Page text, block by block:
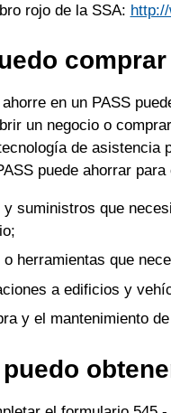
rojo de la SSA:
en un PASS
un negocio o
de asistencia
puede ahorrar
y suministros que
o herramientas que
a edificios y
y el mantenimiento